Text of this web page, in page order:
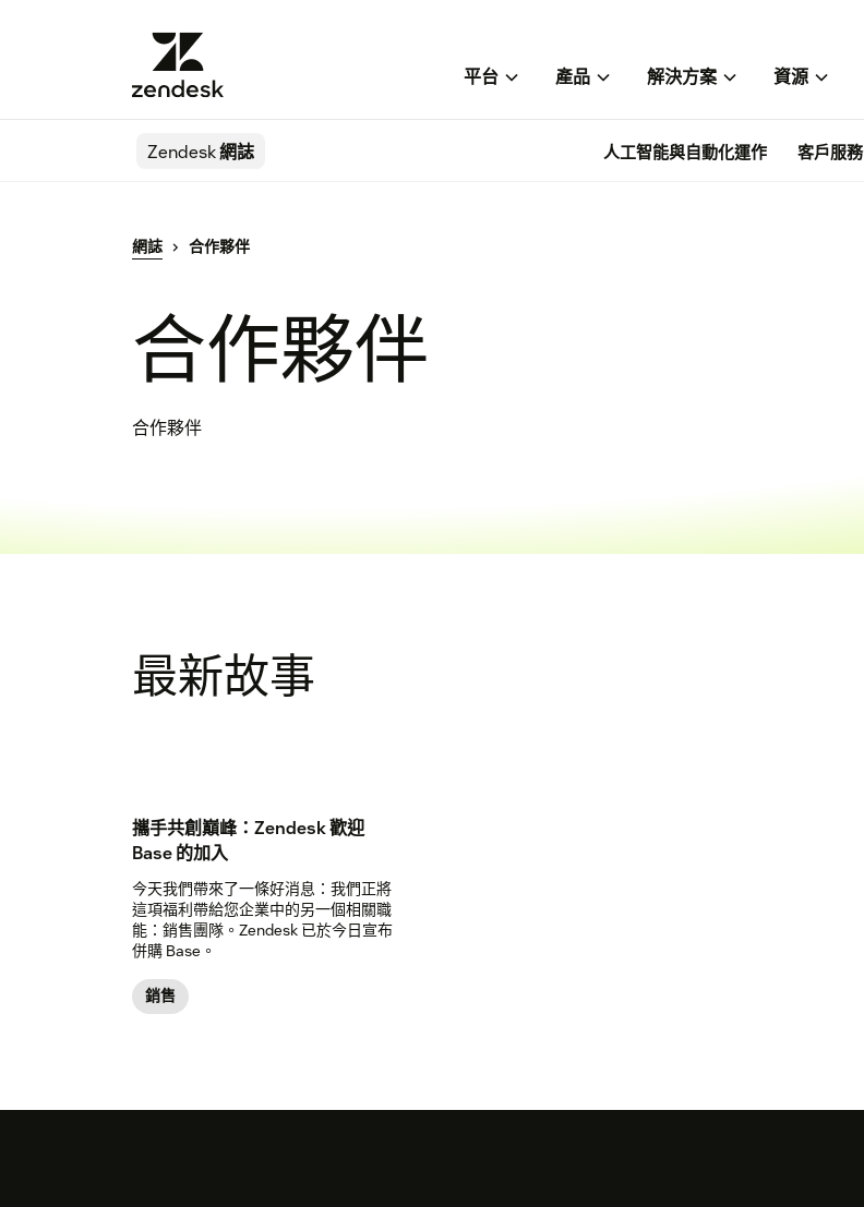
平台 產品 解決方案 資源
Zendesk網誌 人工智能與自動化運作 客戶服務
網誌 合作夥伴
合作夥伴
合作夥伴
最新故事
攜手共創巔峰：Zendesk 歡迎
Base 的加入
今天我們帶來了一條好消息：我們正將
這項福利帶給您企業中的另一個相關職
能：銷售團隊。Zendesk 已於今日宣布
併購 Base。
銷售